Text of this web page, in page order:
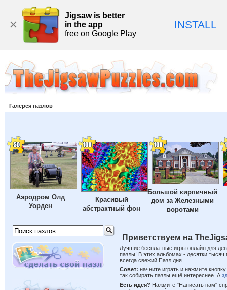
Jigsaw is better
in the app
free on Google Play
INSTALL
Галерея пазлов
Аэродром Олд
Уорден
Красивый
абстрактный фон
Большой кирпичный
дом за Железными
воротами
Приветствуем на
Лучшие бесплатные игры онлайн для
пазлы! В этих альбомах - десятки тысяч
всегда свежий Пазл дня.
Совет: начните играть и нажмите
так собирать пазлы ещё интереснее. А
Есть идея? Нажмите "Написать нам"